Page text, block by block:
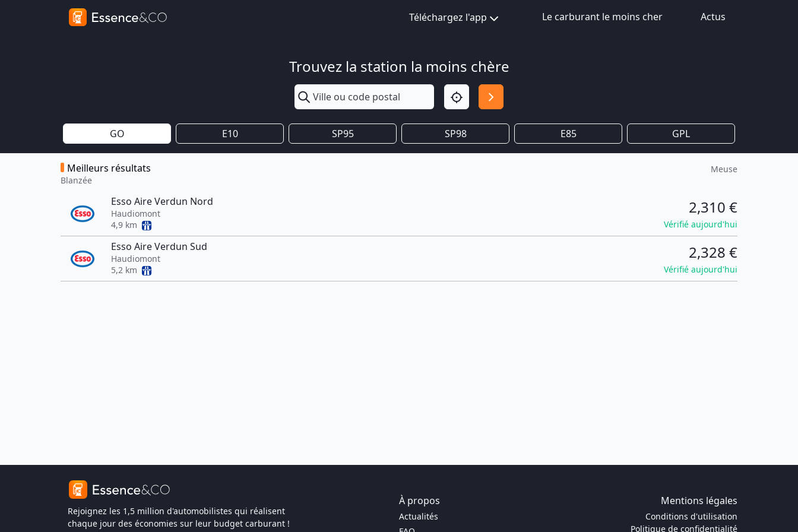
Téléchargez l'app Le carburant le moins cher Actus
Trouvez la station la moins chère
GO E10 SP95 SP98 E85 GPL
Meilleurs résultats
Blanzée
Meuse
Esso Aire Verdun Nord
Haudiomont
4,9 km
2,310 €
Vérifié aujourd'hui
Esso Aire Verdun Sud
Haudiomont
5,2 km
2,328 €
Vérifié aujourd'hui
Rejoignez les 1,5 million d'automobilistes qui réalisent
chaque jour des économies sur leur budget carburant !
À propos Mentions légales
Actualités
Conditions d'utilisation
Politique de confidentialité